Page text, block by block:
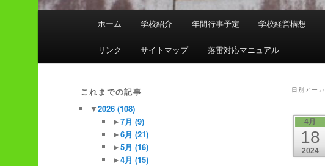
メ
ホーム 学校紹介 年間行事予定 学校経営構想
リンク サイトマップ 落雷対応マニュアル
日別アー
4月
18
2024
これまでの記事
▼2026 (108)
►7月(9)
►6月(21)
►5月(16)
►4月(15)